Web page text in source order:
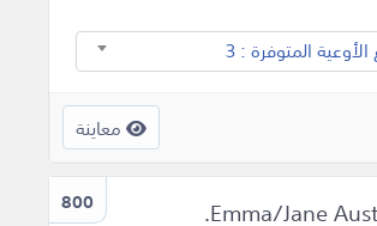
المتوفرة : 3
معاينة
800